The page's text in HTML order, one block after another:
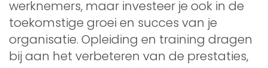
werknemers, maar investeer je ook in de
toekomstige groei en succes van je
organisatie. Opleiding en training dragen
bij aan het verbeteren van de prestaties,